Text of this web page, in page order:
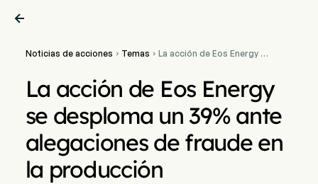

Noticias de acciones  Temas  La acción de Eos Energy se
la producción
La acción de Eos Energy
se desploma un 39% ante
alegaciones de fraude en
la producción